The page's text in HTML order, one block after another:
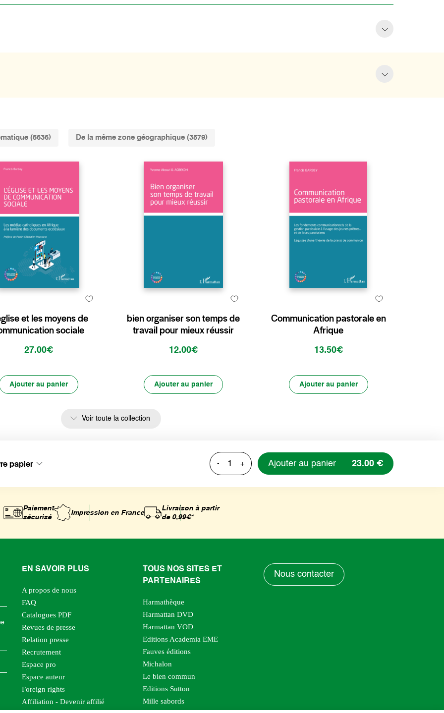
(5636) De la même zone géographique (3579)
et les moyens de
sociale
27.00€
Ajouter au panier
bien organiser son temps de
travail pour mieux réussir
12.00€
Ajouter au panier
Communication pastorale en
Afrique
13.50€
Ajouter au panier
Voir toute la collection
papier - + Ajouter au panier 23.00 €
Paiement
sécurisé
Impression en France
Livraison à partir
de 0,99€*
EN SAVOIR PLUS
A propos de nous
FAQ
Catalogues PDF
Revues de presse
Relation presse
Recrutement
Espace pro
Espace auteur
Foreign rights
Affiliation - Devenir affilié
TOUS NOS SITES ET
PARTENAIRES
Harmathèque
Harmattan DVD
Harmattan VOD
Editions Academia EME
Fauves éditions
Michalon
Le bien commun
Editions Sutton
Mille sabords
Nous contacter